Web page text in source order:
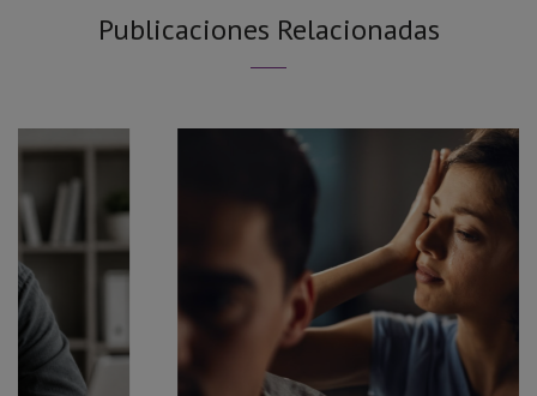
Publicaciones Relacionadas